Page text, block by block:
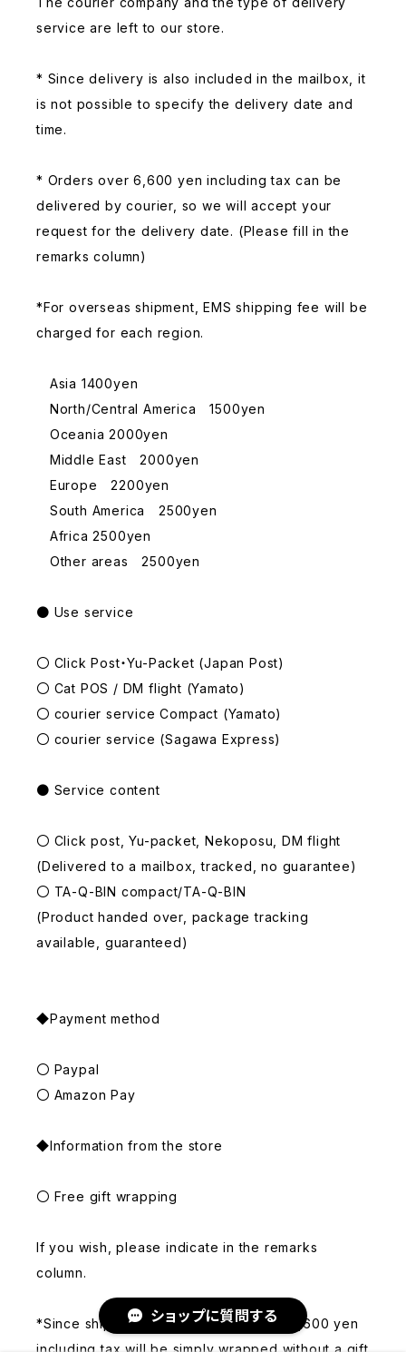
ショップに質問する
service are left to our store.
* Since delivery is also included in the mailbox, it
is not possible to specify the delivery date and
time.
* Orders over 6,600 yen including tax can be
delivered by courier, so we will accept your
request for the delivery date. (Please fill in the
remarks column)
*For overseas shipment, EMS shipping fee will be
charged for each region.
Asia 1400yen
North/Central America 1500yen
Oceania 2000yen
Middle East 2000yen
Europe 2200yen
South America 2500yen
Africa 2500yen
Other areas 2500yen
● Use service
〇 Click Post・Yu-Packet (Japan Post)
〇 Cat POS / DM flight (Yamato)
〇 courier service Compact (Yamato)
〇 courier service (Sagawa Express)
● Service content
〇 Click post, Yu-packet, Nekoposu, DM flight
(Delivered to a mailbox, tracked, no guarantee)
〇 TA-Q-BIN compact/TA-Q-BIN
(Product handed over, package tracking
available, guaranteed)
◆Payment method
〇 Paypal
〇 Amazon Pay
◆Information from the store
〇 Free gift wrapping
If you wish, please indicate in the remarks
column.
*Since shipping is free, orders under 6,600 yen
including tax will be simply wrapped without a gift